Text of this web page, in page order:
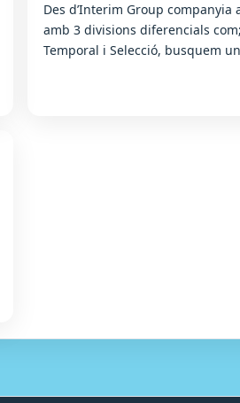
Des d’Interim Group
amb 3 divisions diferencials
Temporal i Selecció, busquem